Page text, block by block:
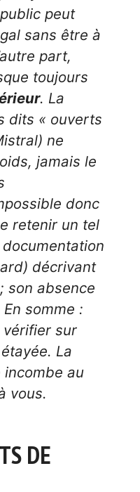
peut
sans être à
part,
toujours
. La
dits « ouverts
ne
, jamais le
donc
retenir un tel
) décrivant
son absence
somme :
vérifier sur
La
incombe au
vous.
DE